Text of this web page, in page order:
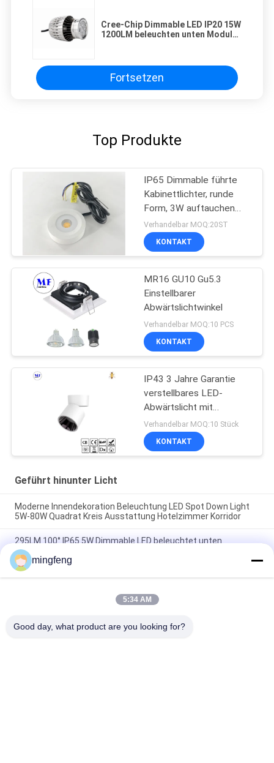
Cree-Chip Dimmable LED IP20 15W
1200LM beleuchten unten Modul
Fortsetzen
Top Produkte
IP65 Dimmable führte
Kabinettlichter, runde
Form, 3W auftauchen
angebrachte Mini-
downlights
Verhandelbar MOQ:20ST
KONTAKT
MR16 GU10 Gu5.3
Einstellbarer
Abwärtslichtwinkel
Verhandelbar MOQ:10 PCS
KONTAKT
IP43 3 Jahre Garantie
verstellbares LED-
Abwärtslicht mit
Oberflächenhalterung Für
den Heimgebrauch in
Einkaufszentren
Verhandelbar MOQ:10 Stück
KONTAKT
Geführt hinunter Licht
Moderne Innendekoration Beleuchtung LED Spot Down Light
5W-80W Quadrat Kreis Ausstattung Hotelzimmer Korridor
295LM 100° IP65 5W Dimmable LED beleuchtet unten
Kabinett-Scheinwerfer
PFEILER 7W 10W 20W führte vertieft hinunter helles Büro-hohe
Beliebte Kategorien
mingfeng
5:34 AM
Good day, what product are you looking for?